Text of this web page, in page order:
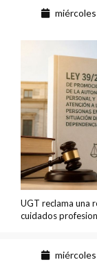
UGT reclama una
cuidados